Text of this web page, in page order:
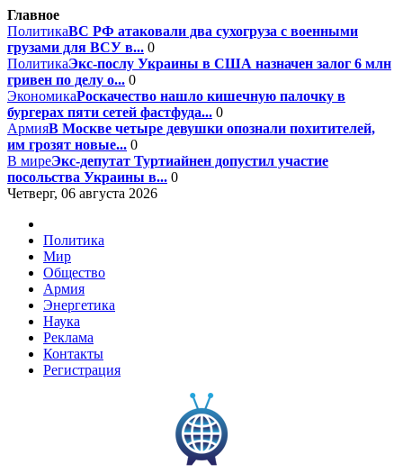
Главное
ПолитикаВС РФ атаковали два сухогруза с военными
грузами для ВСУ в... 0
ПолитикаЭкс-послу Украины в США назначен залог 6 млн
гривен по делу о... 0
ЭкономикаРоскачество нашло кишечную палочку в
бургерах пяти сетей фастфуда... 0
АрмияВ Москве четыре девушки опознали похитителей,
им грозят новые... 0
В миреЭкс-депутат Туртиайнен допустил участие
посольства Украины в... 0
Четверг, 06 августа 2026
Политика
Мир
Общество
Армия
Энергетика
Наука
Реклама
Контакты
Регистрация